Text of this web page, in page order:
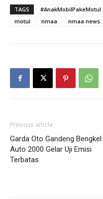
TAGS #AnakMobilPakeMotul
motul
nmaa nmaa news
Previous article
Garda Oto Gandeng Bengkel
Auto 2000 Gelar Uji Emisi
Terbatas